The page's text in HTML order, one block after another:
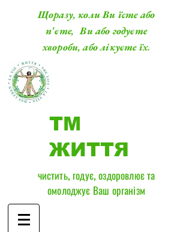
Щоразу, коли Ви їсте або
п'єте, Ви або годуєте
хвороби, або лікуєте їх.
ТМ
ЖИТТЯ
чистить, годує, оздоровлює та
омолоджує Ваш організм